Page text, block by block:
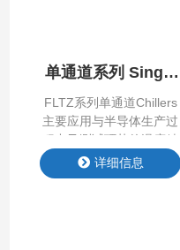
单通道系列 Single
Channel Chiller
FLTZ系列单通道Chillers
主要应用与半导体生产过
程中及测试环节的温度精
准控制，公司在系统中应
用多种算法（PID、前馈
详细信息